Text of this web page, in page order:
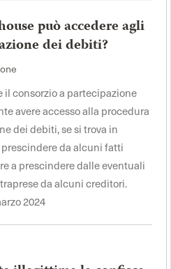
può accedere agli
dei debiti?
consorzio a partecipazione
avere accesso alla procedura
dei debiti, se si trova in
da alcuni fatti
a prescindere dalle eventuali
da alcuni creditori.
2024